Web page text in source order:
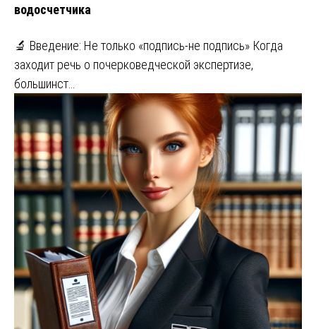
водосчетчика
🔬 Введение: Не только «подпись-не подпись» Когда
заходит речь о почерковедческой экспертизе,
большинст…